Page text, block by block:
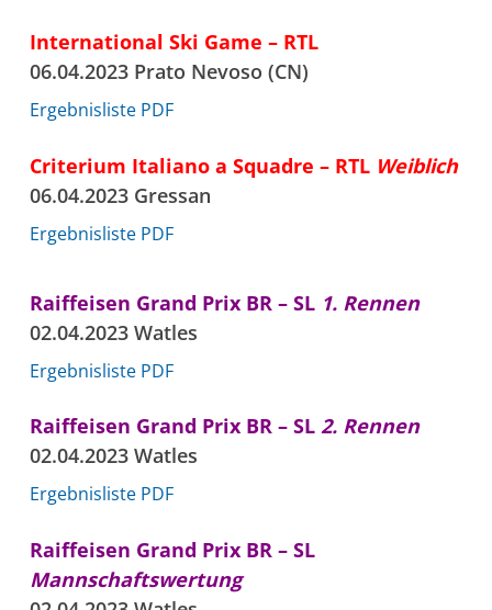
International Ski Game – RTL
06.04.2023 Prato Nevoso (CN)
Ergebnisliste PDF
Criterium Italiano a Squadre – RTL Weiblich
06.04.2023 Gressan
Ergebnisliste PDF
Raiffeisen Grand Prix BR – SL 1. Rennen
02.04.2023 Watles
Ergebnisliste PDF
Raiffeisen Grand Prix BR – SL 2. Rennen
02.04.2023 Watles
Ergebnisliste PDF
Raiffeisen Grand Prix BR – SL
Mannschaftswertung